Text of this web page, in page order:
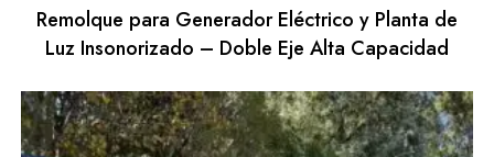
Remolque para Generador Eléctrico y Planta de
Luz Insonorizado – Doble Eje Alta Capacidad